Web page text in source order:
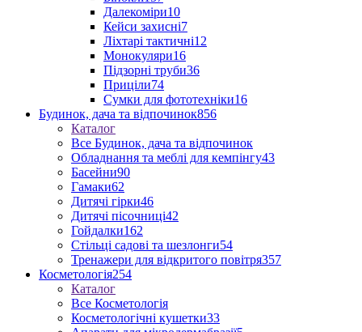
Далекоміри10
Кейси захисні7
Ліхтарі тактичні12
Монокуляри16
Підзорні труби36
Приціли74
Сумки для фототехніки16
Будинок, дача та відпочинок856
Каталог
Все Будинок, дача та відпочинок
Обладнання та меблі для кемпінгу43
Басейни90
Гамаки62
Дитячі гірки46
Дитячі пісочниці42
Гойдалки162
Стільці садові та шезлонги54
Тренажери для відкритого повітря357
Косметологія254
Каталог
Все Косметологія
Косметологічні кушетки33